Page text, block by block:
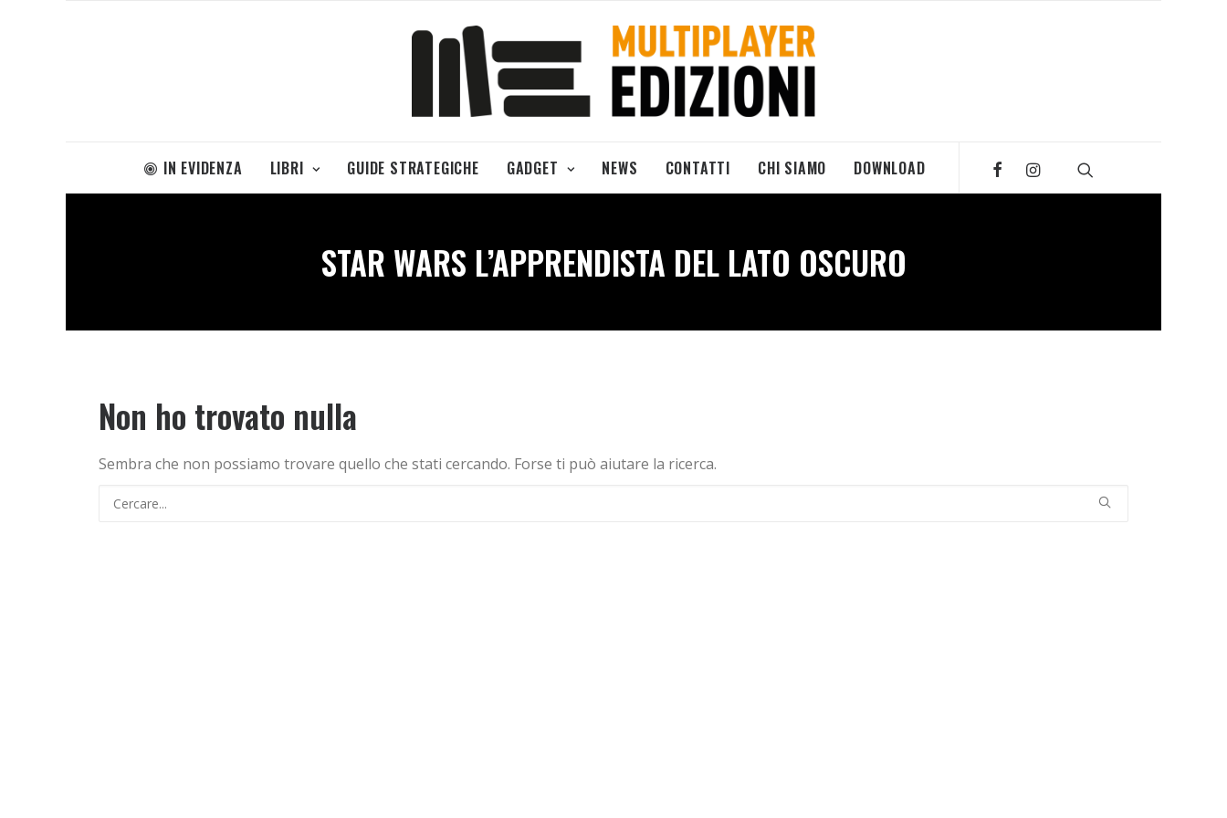
IN EVIDENZA LIBRI GUIDE STRATEGICHE GADGET NEWS CONTATTI CHI SIAMO DOWNLOAD
STAR WARS L’APPRENDISTA DEL LATO OSCURO
Non ho trovato nulla
Sembra che non possiamo trovare quello che stati cercando. Forse ti può aiutare la ricerca.